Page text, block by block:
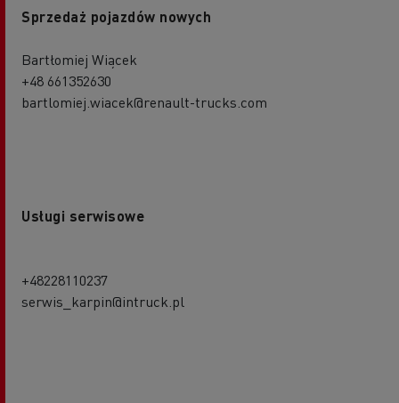
Sprzedaż pojazdów nowych
Bartłomiej Wiącek
+48 661352630
bartlomiej.wiacek@renault-trucks.com
Usługi serwisowe
+48228110237
serwis_karpin@intruck.pl